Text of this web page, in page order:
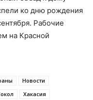
ко дню рождения
Рабочие
на Красной
Новости
Хакасия